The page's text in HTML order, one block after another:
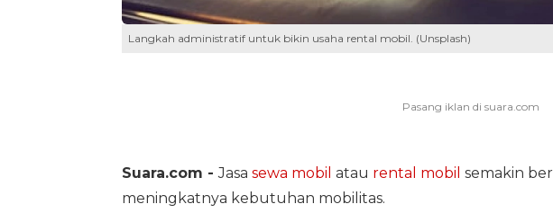
Langkah administratif untuk bikin usaha rental mobil. (Unsplash)
Suara.com -Jasa sewa mobil atau rental mobil semakin
meningkatnya kebutuhan mobilitas.